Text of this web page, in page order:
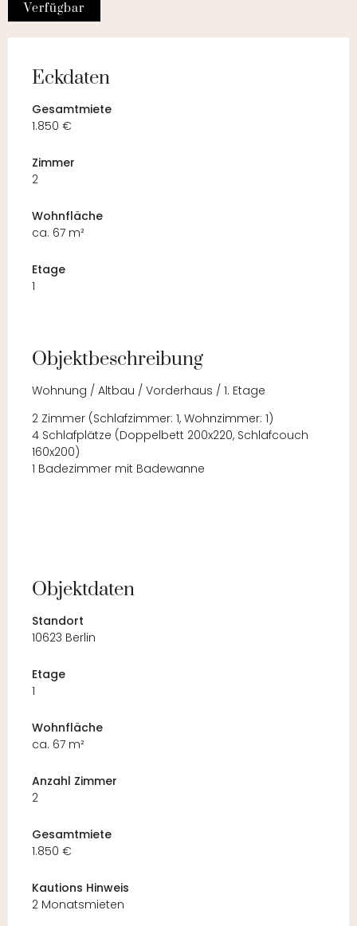
Verfügbar
Eckdaten
Gesamtmiete
1.850 €
Zimmer
2
Wohnfläche
ca. 67 m²
Etage
1
Objektbeschreibung
Wohnung / Altbau / Vorderhaus / 1. Etage
2 Zimmer (Schlafzimmer: 1, Wohnzimmer: 1)
4 Schlafplätze (Doppelbett 200x220, Schlafcouch
160x200)
1 Badezimmer mit Badewanne
Objektdaten
Standort
10623 Berlin
Etage
1
Wohnfläche
ca. 67 m²
Anzahl Zimmer
2
Gesamtmiete
1.850 €
Kautions Hinweis
2 Monatsmieten